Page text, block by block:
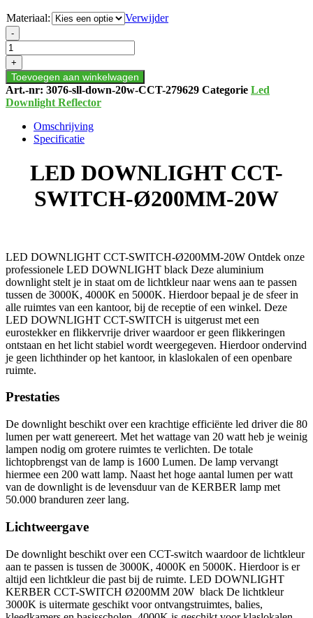
Materiaal:
Verwijder
LED
DOWNLIGHT
CCT-
SWITCH-
Ø200MM-
20W
aantal
-
+
Toevoegen aan winkelwagen
Art.-nr: 3076-sll-down-20w-CCT-279629 Categorie Led
Downlight Reflector
Omschrijving
Specificatie
LED DOWNLIGHT CCT-
SWITCH-Ø200MM-20W
LED DOWNLIGHT CCT-SWITCH-Ø200MM-20W Ontdek onze
professionele LED DOWNLIGHT black Deze aluminium
downlight stelt je in staat om de lichtkleur naar wens aan te passen
tussen de 3000K, 4000K en 5000K. Hierdoor bepaal je de sfeer in
alle ruimtes van een kantoor, bij de receptie of een winkel. Deze
LED DOWNLIGHT CCT-SWITCH is uitgerust met een
eurostekker en flikkervrije driver waardoor er geen flikkeringen
ontstaan en het licht stabiel wordt weergegeven. Hierdoor ondervind
je geen lichthinder op het kantoor, in klaslokalen of een openbare
ruimte.
Prestaties
De downlight beschikt over een krachtige efficiënte led driver die 80
lumen per watt genereert. Met het wattage van 20 watt heb je weinig
lampen nodig om grotere ruimtes te verlichten. De totale
lichtopbrengst van de lamp is 1600 Lumen. De lamp vervangt
hiermee een 200 watt lamp. Naast het hoge aantal lumen per watt
van de downlight is de levensduur van de KERBER lamp met
50.000 branduren zeer lang.
Lichtweergave
De downlight beschikt over een CCT-switch waardoor de lichtkleur
aan te passen is tussen de 3000K, 4000K en 5000K. Hierdoor is er
altijd een lichtkleur die past bij de ruimte. LED DOWNLIGHT
KERBER CCT-SWITCH Ø200MM 20W black De lichtkleur
3000K is uitermate geschikt voor ontvangstruimtes, balies,